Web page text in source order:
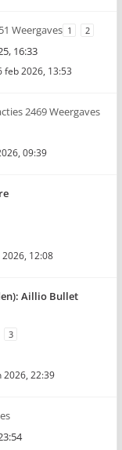
Weergaves 1 2
16:33
feb 2026, 13:53
2469 Weergaves
09:39
12:08
Aillio Bullet
3
2026, 22:39